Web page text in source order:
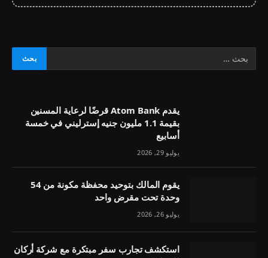
يقدم Atom Bank قرضًا لرعاية المسنين
بقيمة 1.1 مليون جنيه إسترليني في خمسة
أسابيع
يوليو 29, 2026
يقوم المالك بتوحيد محفظة مكونة من 54
وحدة تحت مقرض واحد
يوليو 26, 2026
استكشف تجارب سفر مبتكرة مع شركة أركان